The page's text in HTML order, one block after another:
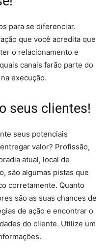
para se diferenciar.
que você acredita que
o relacionamento e
canais farão parte do
execução.
seus clientes!
seus potenciais
valor? Profissão,
atual, local de
são algumas pistas que
corretamente. Quanto
são as suas chances de
de ação e encontrar o
do cliente. Utilize um